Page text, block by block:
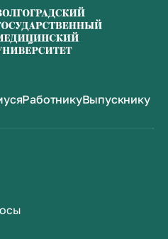
РаботникуВыпускнику